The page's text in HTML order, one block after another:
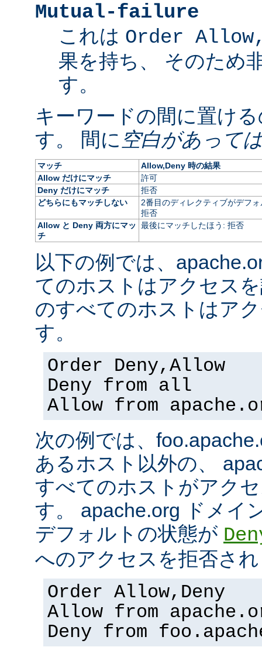
Mutual-failure
これは Order
果を持ち、 そのため
す。
キーワードの間に置け
す。 間に 空白があって
マッチ
Allow,Deny 時の結果
Allow だけにマッチ
許可
Deny だけにマッチ
拒否
どちらにもマッチしない
2番目のディレクティブがデフ
拒否
Allow と Deny 両方にマッ
チ
最後にマッチしたほう: 拒否
以下の例では、
てのホストはアクセス
のすべてのホストはア
す。
Order Deny,Allow
Deny from all
Allow from
次の例では、
あるホスト以外の、
すべてのホストがアク
す。 apache.org ドメイ
デフォルトの状態が
へのアクセスを拒否さ
Order Allow,Deny
Allow from
Deny from